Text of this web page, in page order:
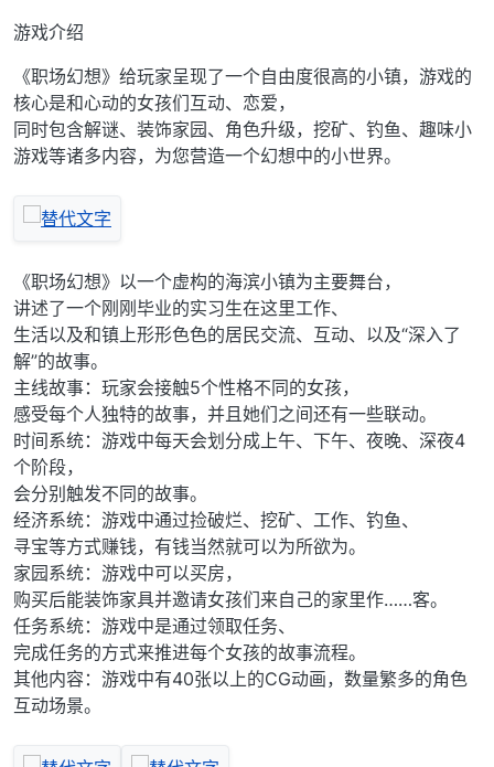
游戏介绍
《职场幻想》给玩家呈现了一个自由度很高的小镇，游戏的
核心是和心动的女孩们互动、恋爱，
同时包含解谜、装饰家园、角色升级，挖矿、钓鱼、趣味小
游戏等诸多内容，为您营造一个幻想中的小世界。
《职场幻想》以一个虚构的海滨小镇为主要舞台，
讲述了一个刚刚毕业的实习生在这里工作、
生活以及和镇上形形色色的居民交流、互动、以及“深入了
解”的故事。
主线故事：玩家会接触5个性格不同的女孩，
感受每个人独特的故事，并且她们之间还有一些联动。
时间系统：游戏中每天会划分成上午、下午、夜晚、深夜4
个阶段，
会分别触发不同的故事。
经济系统：游戏中通过捡破烂、挖矿、工作、钓鱼、
寻宝等方式赚钱，有钱当然就可以为所欲为。
家园系统：游戏中可以买房，
购买后能装饰家具并邀请女孩们来自己的家里作……客。
任务系统：游戏中是通过领取任务、
完成任务的方式来推进每个女孩的故事流程。
其他内容：游戏中有40张以上的CG动画，数量繁多的角色
互动场景。